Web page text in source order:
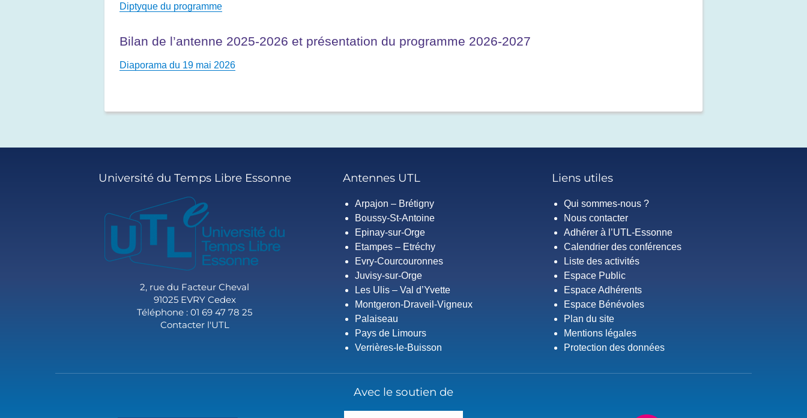
Diptyque du programme
Bilan de l’antenne 2025-2026 et présentation du programme 2026-2027
Diaporama du 19 mai 2026
Université du Temps Libre Essonne
2, rue du Facteur Cheval
91025 EVRY Cedex
Téléphone : 01 69 47 78 25
Contacter l'UTL
Antennes UTL
Arpajon – Brétigny
Boussy-St-Antoine
Epinay-sur-Orge
Etampes – Etréchy
Evry-Courcouronnes
Juvisy-sur-Orge
Les Ulis – Val d’Yvette
Montgeron-Draveil-Vigneux
Palaiseau
Pays de Limours
Verrières-le-Buisson
Liens utiles
Qui sommes-nous ?
Nous contacter
Adhérer à l’UTL-Essonne
Calendrier des conférences
Liste des activités
Espace Public
Espace Adhérents
Espace Bénévoles
Plan du site
Mentions légales
Protection des données
Avec le soutien de